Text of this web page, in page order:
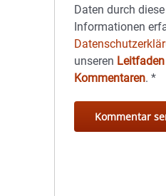
Daten durch
Informationen
unseren
Kommentaren.*